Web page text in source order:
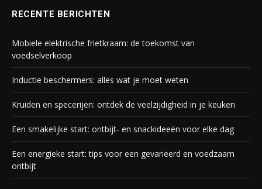
RECENTE BERICHTEN
Mobiele elektrische frietkraam: de toekomst van
voedselverkoop
Inductie beschermers: alles wat je moet weten
Kruiden en specerijen: ontdek de veelzijdigheid in je keuken
Een smakelijke start: ontbijt- en snackideeën voor elke dag
Een energieke start: tips voor een gevarieerd en voedzaam
ontbijt